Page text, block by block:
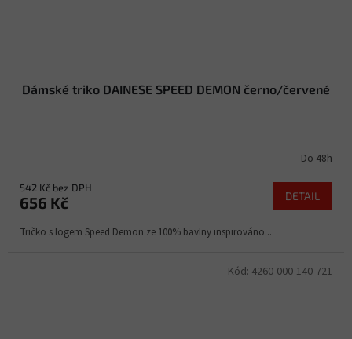
Dámské triko DAINESE SPEED DEMON černo/červené
Do 48h
542 Kč bez DPH
656 Kč DETAIL
Tričko s logem Speed ​​Demon ze 100% bavlny inspirováno...
Kód: 4260-000-140-721